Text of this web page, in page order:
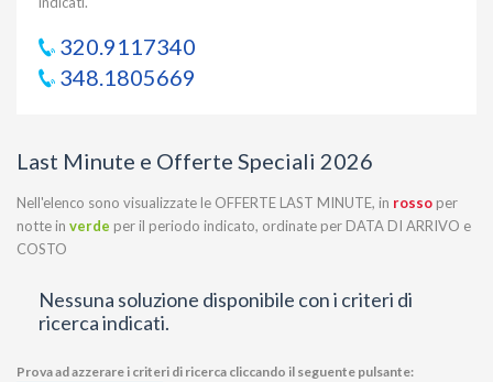
320.9117340
348.1805669
Last Minute e Offerte Speciali 2026
Nell'elenco sono visualizzate le OFFERTE LAST MINUTE, in rosso per
notte in verde per il periodo indicato, ordinate per DATA DI ARRIVO e
COSTO
Nessuna soluzione disponibile con i criteri di
ricerca indicati.
Prova ad azzerare i criteri di ricerca cliccando il seguente pulsante: